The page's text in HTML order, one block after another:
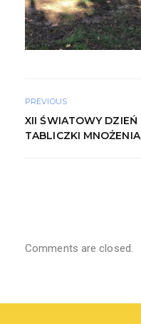
PREVIOUS
XII ŚWIATOWY DZIEŃ
TABLICZKI MNOŻENIA
Comments are closed.